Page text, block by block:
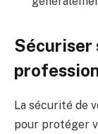
Sécuriser
La sécurité de
pour protéger